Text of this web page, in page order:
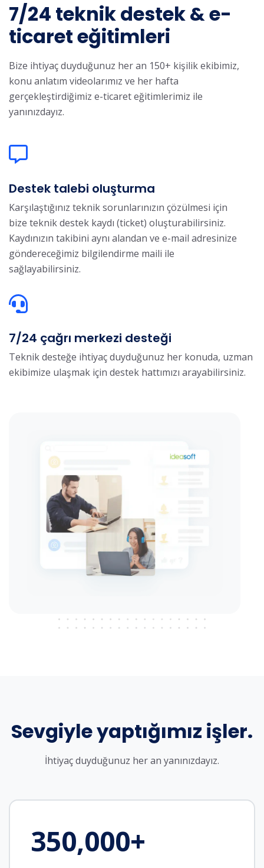
7/24 teknik destek & e-
ticaret eğitimleri
Bize ihtiyaç duyduğunuz her an 150+ kişilik ekibimiz,
konu anlatım videolarımız ve her hafta
gerçekleştirdiğimiz e-ticaret eğitimlerimiz ile
yanınızdayız.
Destek talebi oluşturma
Karşılaştığınız teknik sorunlarınızın çözülmesi için
bize teknik destek kaydı (ticket) oluşturabilirsiniz.
Kaydınızın takibini aynı alandan ve e-mail adresinize
göndereceğimiz bilgilendirme maili ile
sağlayabilirsiniz.
7/24 çağrı merkezi desteği
Teknik desteğe ihtiyaç duyduğunuz her konuda, uzman
ekibimize ulaşmak için destek hattımızı arayabilirsiniz.
Sevgiyle yaptığımız işler.
İhtiyaç duyduğunuz her an yanınızdayız.
350,000+